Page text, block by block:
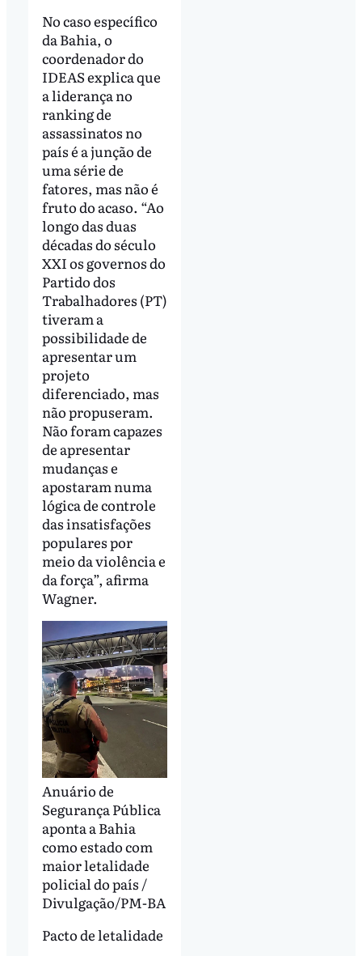
No caso específico
da Bahia, o
coordenador do
IDEAS explica que
a liderança no
ranking de
assassinatos no
país é a junção de
uma série de
fatores, mas não é
fruto do acaso. “Ao
longo das duas
décadas do século
XXI os governos do
Partido dos
Trabalhadores (PT)
tiveram a
possibilidade de
apresentar um
projeto
diferenciado, mas
não propuseram.
Não foram capazes
de apresentar
mudanças e
apostaram numa
lógica de controle
das insatisfações
populares por
meio da violência e
da força”, afirma
Wagner.
Anuário de
Segurança Pública
aponta a Bahia
como estado com
maior letalidade
policial do país /
Divulgação/PM-BA
Pacto de letalidade